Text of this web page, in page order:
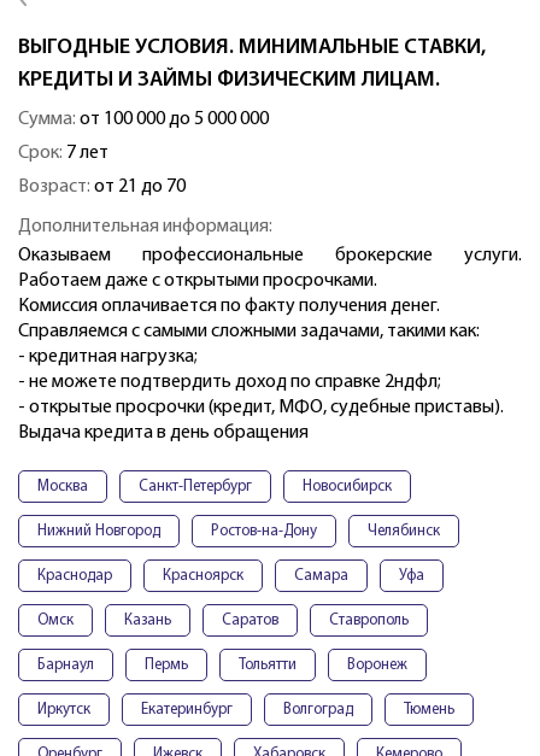
ВЫГОДНЫЕ УСЛОВИЯ. МИНИМАЛЬНЫЕ СТАВКИ,
КРЕДИТЫ И ЗАЙМЫ ФИЗИЧЕСКИМ ЛИЦАМ.
Сумма: от 100 000 до 5 000 000
Срок: 7 лет
Возраст: от 21 до 70
Дополнительная информация:
Оказываем профессиональные брокерские услуги.
Работаем даже с открытыми просрочками.
Комиссия оплачивается по факту получения денег.
Справляемся с самыми сложными задачами, такими как:
- кредитная нагрузка;
- не можете подтвердить доход по справке 2ндфл;
- открытые просрочки (кредит, МФО, судебные приставы).
Выдача кредита в день обращения
Москва Санкт-Петербург Новосибирск
Нижний Новгород Ростов-на-Дону Челябинск
Краснодар Красноярск Самара Уфа
Омск Казань Саратов Ставрополь
Барнаул Пермь Тольятти Воронеж
Иркутск Екатеринбург Волгоград Тюмень